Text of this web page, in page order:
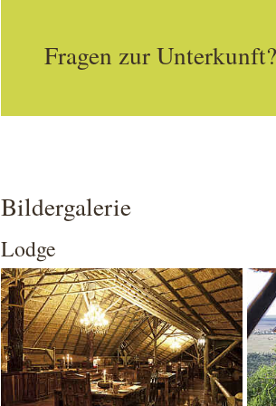
Fragen zur Unterkunft?
Bildergalerie
Lodge
Show larger version